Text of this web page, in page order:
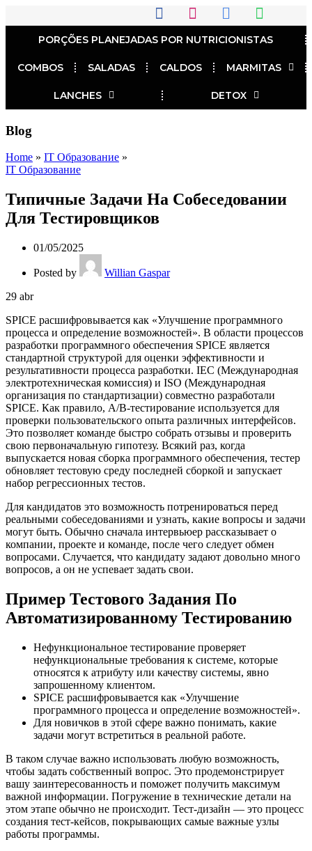
PORÇÕES PLANEJADAS POR NUTRICIONISTAS​
COMBOS SALADAS CALDOS MARMITAS
LANCHES DETOX
Blog
Home » IT Образование »
IT Образование
Типичные Задачи На Собеседовании
Для Тестировщиков
01/05/2025
Posted by
Willian Gaspar
29 abr
SPICE расшифровывается как «Улучшение программного
процесса и определение возможностей». В области процессов
разработки программного обеспечения SPICE является
стандартной структурой для оценки эффективности и
результативности процесса разработки. IEC (Международная
электротехническая комиссия) и ISO (Международная
организация по стандартизации) совместно разработали
SPICE. Как правило, A/B-тестирование используется для
проверки пользовательского опыта различных интерфейсов.
Это позволяет команде быстро собрать отзывы и проверить
свою первоначальную гипотезу. Всякий раз, когда
выпускается новая сборка программного обеспечения, тестер
обновляет тестовую среду последней сборкой и запускает
набор регрессионных тестов.
Для кандидатов это возможность потренироваться перед
реальными собеседованиями и узнать, какие вопросы и задачи
могут быть. Обычно сначала интервьюер рассказывает о
компании, проекте и команде, после чего следует обмен
вопросами. Случается, что кандидату задают довольно много
вопросов, а он не успевает задать свои.
Пример Тестового Задания По
Автоматизированному Тестированию
Нефункциональное тестирование проверяет
нефункциональные требования к системе, которые
относятся к атрибуту или качеству системы, явно
запрошенному клиентом.
SPICE расшифровывается как «Улучшение
программного процесса и определение возможностей».
Для новичков в этой сфере важно понимать, какие
задачи могут встретиться в реальной работе.
В таком случае важно использовать любую возможность,
чтобы задать собственный вопрос. Это продемонстрирует
вашу заинтересованность и поможет получить максимум
важной информации. Погружение в технические детали на
этом этапе обычно не происходит. Тест-дизайн — это процесс
создания тест-кейсов, покрывающих самые важные узлы
работы программы.